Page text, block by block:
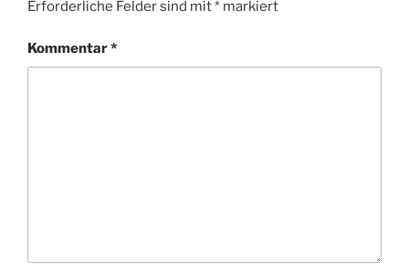
Erforderliche Felder sind mit* markiert
Kommentar*